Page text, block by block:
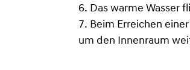
6. Das warme Wasser
7. Beim Erreichen
um den Innenraum